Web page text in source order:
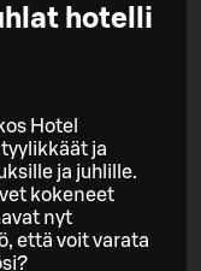
hotelli
Hotel
ja
ja juhlille.
kokeneet
nyt
että voit varata